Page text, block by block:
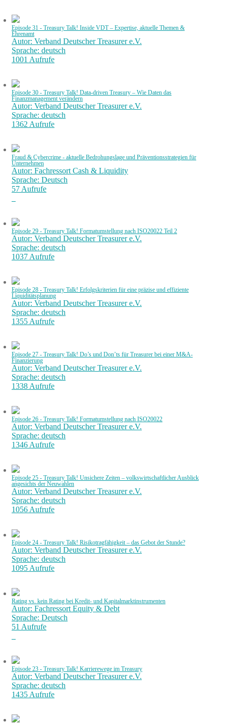
Episode 31 - Treasury Talk! Inside VDT – Expertise, aktuelle Themen &
Ehrenamt
Autor: Verband Deutscher Treasurer e.V.
Sprache: deutsch
1001 Aufrufe
Episode 30 - Treasury Talk! Data-driven Treasury – Wie Daten das
Finanzmanagement verändern
Autor: Verband Deutscher Treasurer e.V.
Sprache: deutsch
1362 Aufrufe
Fraud & Cybercrime - aktuelle Bedrohungslage und Präventionsstrategien für
Unternehmen
Autor: Fachressort Cash & Liquidity
Sprache: Deutsch
57 Aufrufe
Episode 29 - Treasury Talk! Formatumstellung nach ISO20022 Teil 2
Autor: Verband Deutscher Treasurer e.V.
Sprache: deutsch
1037 Aufrufe
Episode 28 - Treasury Talk! Erfolgskriterien für eine präzise und effiziente
Liquiditätsplanung
Autor: Verband Deutscher Treasurer e.V.
Sprache: deutsch
1355 Aufrufe
Episode 27 - Treasury Talk! Do’s und Don’ts für Treasurer bei einer M&A-
Finanzierung
Autor: Verband Deutscher Treasurer e.V.
Sprache: deutsch
1338 Aufrufe
Episode 26 - Treasury Talk! Formatumstellung nach ISO20022
Autor: Verband Deutscher Treasurer e.V.
Sprache: deutsch
1346 Aufrufe
Episode 25 - Treasury Talk! Unsichere Zeiten – volkswirtschaftlicher Ausblick
angesichts der Neuwahlen
Autor: Verband Deutscher Treasurer e.V.
Sprache: deutsch
1056 Aufrufe
Episode 24 - Treasury Talk! Risikotragfähigkeit – das Gebot der Stunde?
Autor: Verband Deutscher Treasurer e.V.
Sprache: deutsch
1095 Aufrufe
Rating vs. kein Rating bei Kredit- und Kapitalmarktinstrumenten
Autor: Fachressort Equity & Debt
Sprache: Deutsch
51 Aufrufe
Episode 23 - Treasury Talk! Karrierewege im Treasury
Autor: Verband Deutscher Treasurer e.V.
Sprache: deutsch
1435 Aufrufe